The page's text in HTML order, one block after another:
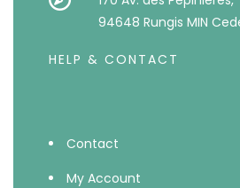
94648 Rungis MIN
HELP & CONTACT
Contact
My Account